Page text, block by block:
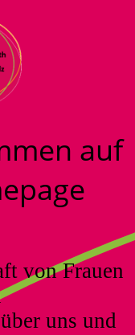
auf
von Frauen
uns und